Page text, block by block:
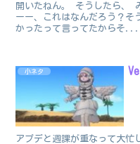
開いたねん。 そうしたら、
ーー、これはなんだろう？そ
かったって言ってたからそ...
小ネタ
アプデと週課が重なって大忙